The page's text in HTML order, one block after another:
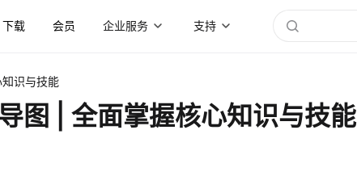
下载 会员 企业服务 支持
识与技能
图 | 全面掌握核心知识与技能